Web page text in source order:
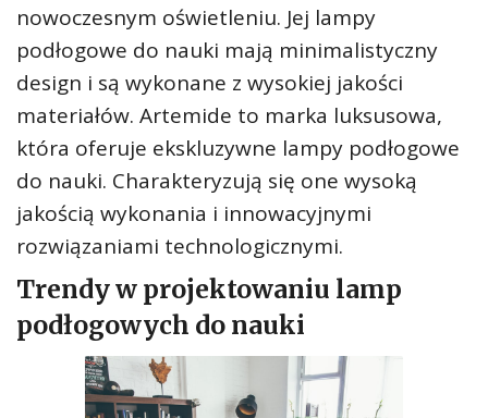
nowoczesnym oświetleniu. Jej lampy
podłogowe do nauki mają minimalistyczny
design i są wykonane z wysokiej jakości
materiałów. Artemide to marka luksusowa,
która oferuje ekskluzywne lampy podłogowe
do nauki. Charakteryzują się one wysoką
jakością wykonania i innowacyjnymi
rozwiązaniami technologicznymi.
Trendy w projektowaniu lamp
podłogowych do nauki